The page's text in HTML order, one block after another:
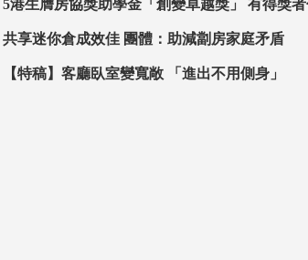
5港生膺房協獎助學金「創變卓越獎」 有得獎者倡以積分鼓
共享迷你倉成效佳 團體：助減劏房家庭矛盾
【特稿】客廳臥室變寬敞 「進出不用側身」